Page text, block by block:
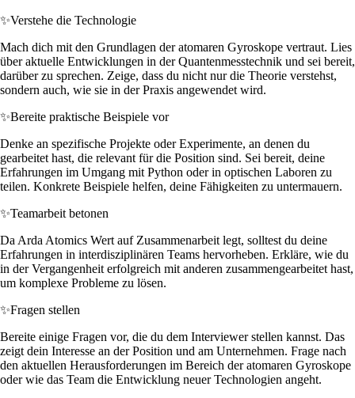
✨Verstehe die Technologie
Mach dich mit den Grundlagen der atomaren Gyroskope vertraut. Lies
über aktuelle Entwicklungen in der Quantenmesstechnik und sei bereit,
darüber zu sprechen. Zeige, dass du nicht nur die Theorie verstehst,
sondern auch, wie sie in der Praxis angewendet wird.
✨Bereite praktische Beispiele vor
Denke an spezifische Projekte oder Experimente, an denen du
gearbeitet hast, die relevant für die Position sind. Sei bereit, deine
Erfahrungen im Umgang mit Python oder in optischen Laboren zu
teilen. Konkrete Beispiele helfen, deine Fähigkeiten zu untermauern.
✨Teamarbeit betonen
Da Arda Atomics Wert auf Zusammenarbeit legt, solltest du deine
Erfahrungen in interdisziplinären Teams hervorheben. Erkläre, wie du
in der Vergangenheit erfolgreich mit anderen zusammengearbeitet hast,
um komplexe Probleme zu lösen.
✨Fragen stellen
Bereite einige Fragen vor, die du dem Interviewer stellen kannst. Das
zeigt dein Interesse an der Position und am Unternehmen. Frage nach
den aktuellen Herausforderungen im Bereich der atomaren Gyroskope
oder wie das Team die Entwicklung neuer Technologien angeht.